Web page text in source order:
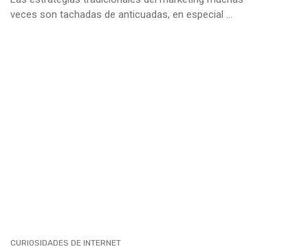
veces son tachadas de anticuadas, en especial ...
CURIOSIDADES DE INTERNET